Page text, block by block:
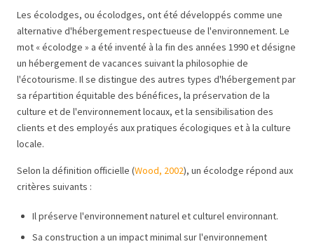
Les écolodges, ou écolodges, ont été développés comme une
alternative d'hébergement respectueuse de l'environnement. Le
mot « écolodge » a été inventé à la fin des années 1990 et désigne
un hébergement de vacances suivant la philosophie de
l'écotourisme. Il se distingue des autres types d'hébergement par
sa répartition équitable des bénéfices, la préservation de la
culture et de l'environnement locaux, et la sensibilisation des
clients et des employés aux pratiques écologiques et à la culture
locale.
Selon la définition officielle (Wood, 2002), un écolodge répond aux
critères suivants :
Il préserve l'environnement naturel et culturel environnant.
Sa construction a un impact minimal sur l'environnement